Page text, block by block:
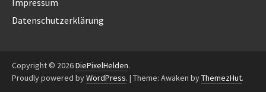
Datenschutzerklärung
Copyright © 2026DiePixelHelden.
Proudly powered byWordPress. | Theme: Awaken byThemezHut.